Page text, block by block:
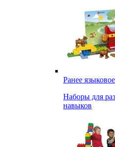
Ранее
Наборы для
навыков